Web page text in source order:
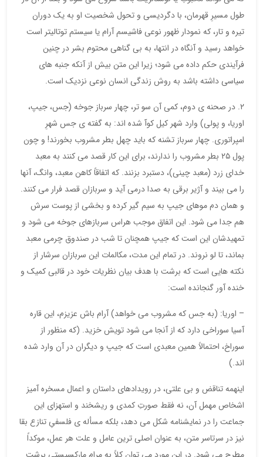
طول مسیرِ قهرمان، با دگردیسی و تحول شخصیت او به یک دوران
تیره و تار، که نمودار ظهور نوعی فاشیسم آرام یا سیستم توتالیتر است
خواهد رسید و آنگاه در انتها، به بی گناهی محتوم بشر در چنین
فرآیندی حکم داده می شود؛ زیرا این متن بیش از آنکه جنبه های
سیاسی داشته باشد به روش زندگی انسان نوعی نزدیک است.
۲. در صحنه ی دوم، کمی آن سو تر، چهار سرباز جوخه (جس، جیپ،
اوریا، و پولی) وارد شهر کیل کوآ شده اند: به گفته ی جس شهرِ
امپراتوری. چهار سرباز تشنه که باید چهل بطر مشروب بخورند! و چون
پول ۲۵ بطر مشروب را ندارند، برای این کار قصد می کنند به معبد
خدای زرد (معبد چینی)، دستبرد بزنند. که اتفاقاً کاهن معبد، وانگ، آنها
را می بیند و آژیر برقی به صدا درمی آید و سربازان قصد فرار می کنند.
و همان دم موهای جیپ به سیم گیر کرده و بخشی از پوست سرش
هم جدا می شود. این اتفاق موجب هراس سربازهای جوخه می شود و
تمهیدشان این است که جیپ همچنان تا شب در صندوق چرمی معبد
بماند، تا لو نروند. در تمام این مدت، مکالمات این سربازان سرشار از
نکته هایی است که برشت با هدف بیان نظریات خود در قالبی کمیک و
خنده آور گنجانده است:
– اوریا: (به جس که مشروب می خواهد) آرام باش عزیزم، این قاره
آسیا سوراخی دارد که از آنجا می شود تویش خزید. (که منظور از
سوراخ، احتمالاً همین معبدی است که جیپ و دیگران در آن وارد شده
اند.)
اینهمه تناقض و بی علتی، در رویدادهای داستان و اعمال مسخره آمیز
اشخاص مهمل آن، نه فقط صورتِ کمدی و ریشخند و استهزای این
جماعت را در نمایشنامه شکل می دهد، بلکه مسأله ی فلسفیِ تنازع بقا
نیز در سرتاسر متن، به عنوان اصلی ترین عامل و علت هر عمل، موکداً